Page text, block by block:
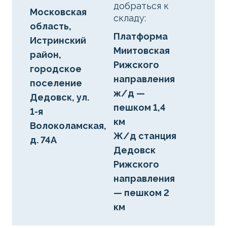
Московская
область,
Истринский
район,
городское
поселение
Дедовск, ул.
1-я
Волоколамская,
д. 74А
добраться к
складу:
Платформа
Миитовская
Рижского
направления
ж/д —
пешком 1,4
км
Ж/д станция
Дедовск
Рижского
направления
— пешком 2
км